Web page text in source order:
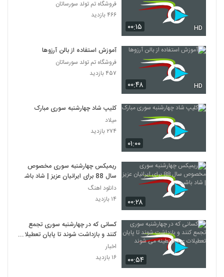
۰۰:۱۵ HD
فروشگاه تم تولد سورساتان
۴۶۶ بازدید
۰۰:۴۸ HD
آموزش استفاده از بالن آرزوها
فروشگاه تم تولد سورساتان
۴۵۷ بازدید
۰۱:۰۰
کلیپ شاد چهارشنبه سوری مبارک
میلاد
۲۷۴ بازدید
۰۰:۲۸
ریمیکس چهارشنبه سوری مخصوص
سال 88 برای ایرانیان عزیز | شاد باشید
دانلود اهنگ
۱۴ بازدید
۰۰:۵۴
کسانی که در چهارشنبه سوری تجمع
کنند و بازداشت شوند تا پایان تعطیلات
عید قرنطینه می شوند
اخبار
۱۶ بازدید